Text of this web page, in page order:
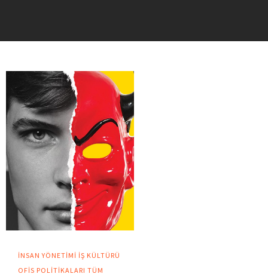
İNSAN YÖNETIMI İŞ KÜLTÜRÜ
OFIS POLITIKALARI TÜM